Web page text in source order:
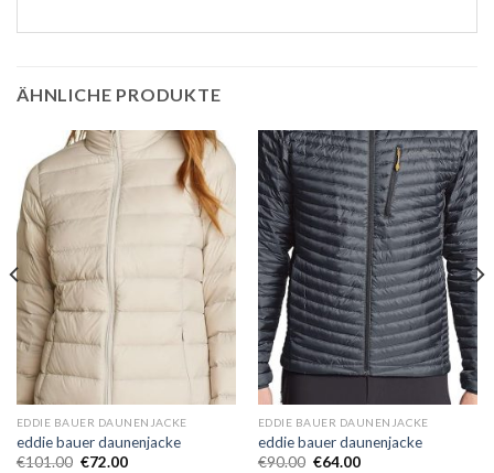
ÄHNLICHE PRODUKTE
EDDIE BAUER DAUNENJACKE
eddie bauer daunenjacke
€101.00 €72.00
EDDIE BAUER DAUNENJACKE
eddie bauer daunenjacke
€90.00 €64.00